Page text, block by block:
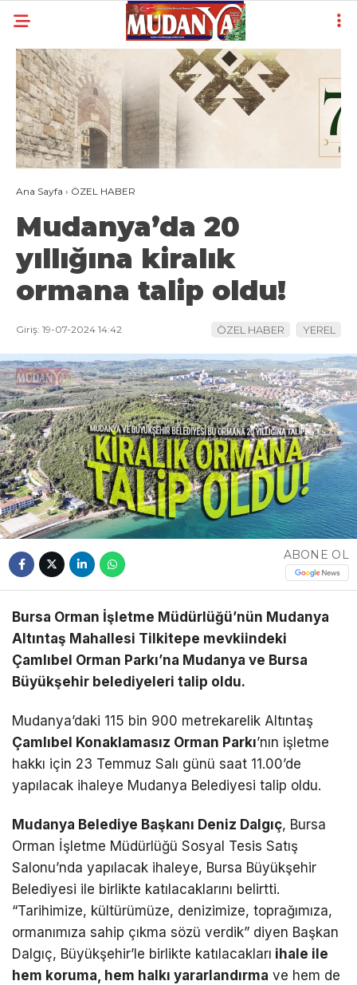
WhatsApp
İhbar Hattı
Facebook
Youtube
Pinterest
Telegram
22.3
BURSA
YAZARLAR
YEREL
GÜNDEM (İGFA)
SİYASET
ÖZEL HABER
EKONOMİ
AKTÜEL
SPOR
YAZI DİZİSİ
YAZARLAR
Ana Sayfa › ÖZEL HABER
Mudanya’da 20
yıllığına kiralık
ormana talip oldu!
Giriş: 19-07-2024 14:42 ÖZEL HABER YEREL
ABONE OL
Bursa Orman İşletme Müdürlüğü’nün Mudanya
Altıntaş Mahallesi Tilkitepe mevkiindeki
Çamlıbel Orman Parkı’na Mudanya ve Bursa
Büyükşehir belediyeleri talip oldu.
Mudanya’daki 115 bin 900 metrekarelik Altıntaş
Çamlıbel Konaklamasız Orman Parkı’nın işletme
hakkı için 23 Temmuz Salı günü saat 11.00’de
yapılacak ihaleye Mudanya Belediyesi talip oldu.
Mudanya Belediye Başkanı Deniz Dalgıç, Bursa
Orman İşletme Müdürlüğü Sosyal Tesis Satış
Salonu’nda yapılacak ihaleye, Bursa Büyükşehir
Belediyesi ile birlikte katılacaklarını belirtti.
“Tarihimize, kültürümüze, denizimize, toprağımıza,
ormanımıza sahip çıkma sözü verdik” diyen Başkan
Dalgıç, Büyükşehir’le birlikte katılacakları ihale ile
hem koruma, hem halkı yararlandırma ve hem de